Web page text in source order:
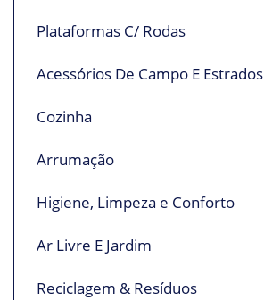
Plataformas C/ Rodas
Acessórios De Campo E Estrados
Cozinha
Arrumação
Higiene, Limpeza e Conforto
Ar Livre E Jardim
Reciclagem & Resíduos